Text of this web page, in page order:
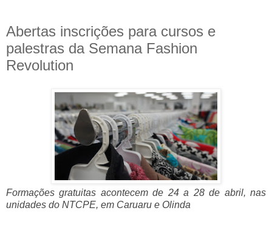
Abertas inscrições para cursos e
palestras da Semana Fashion
Revolution
Formações gratuitas acontecem de 24 a 28 de abril, nas
unidades do NTCPE, em Caruaru e Olinda